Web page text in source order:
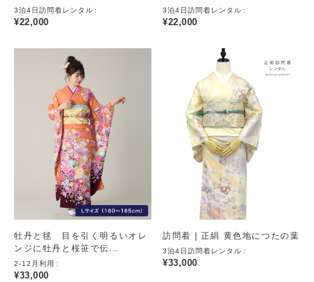
3泊4日訪問着レンタル
¥22,000
3泊4日訪問着レンタル
¥22,000
牡丹と毬 目を引く明るいオレ
ンジに牡丹と桜笹で伝...
2-12月利用
¥33,000
訪問着 | 正絹 黄色地につたの葉
3泊4日訪問着レンタル
¥33,000